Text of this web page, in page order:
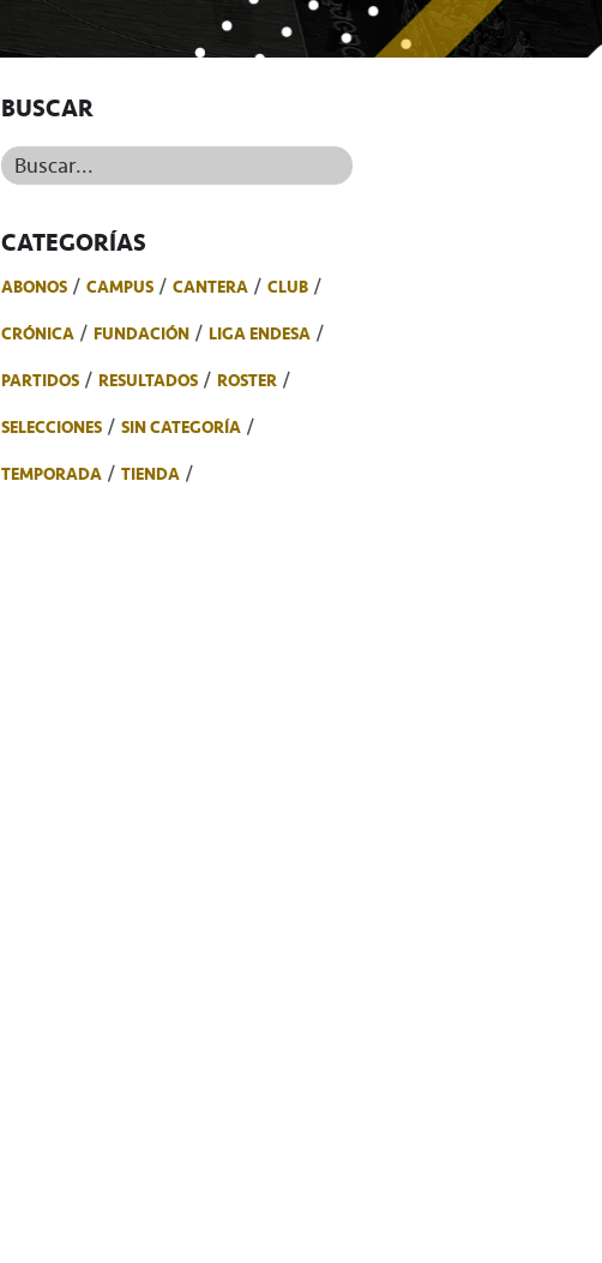
BUSCAR
Buscar...
CATEGORÍAS
ABONOS CAMPUS CANTERA
CLUB
CRÓNICA
FUNDACIÓN
LIGA ENDESA
PARTIDOS
RESULTADOS
ROSTER
SELECCIONES
SIN CATEGORÍA
TEMPORADA
TIENDA